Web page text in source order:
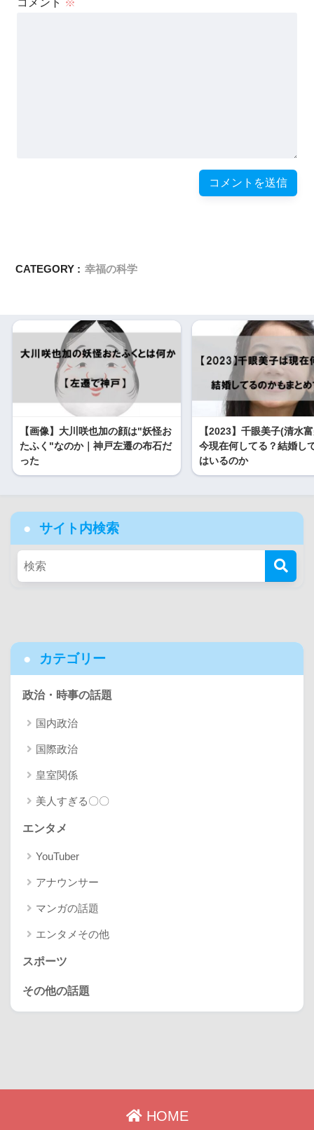
CATEGORY : 幸福の科学
【画像】大川咲也加の顔は"妖怪お
たふく"なのか｜神戸左遷の布石だ
った
【2023】千眼美子(清水
今現在何してる？結婚し
はいるのか
サイト内検索
カテゴリー
政治・時事の話題
国内政治
国際政治
皇室関係
美人すぎる〇〇
エンタメ
YouTuber
アナウンサー
マンガの話題
エンタメその他
スポーツ
その他の話題
HOME